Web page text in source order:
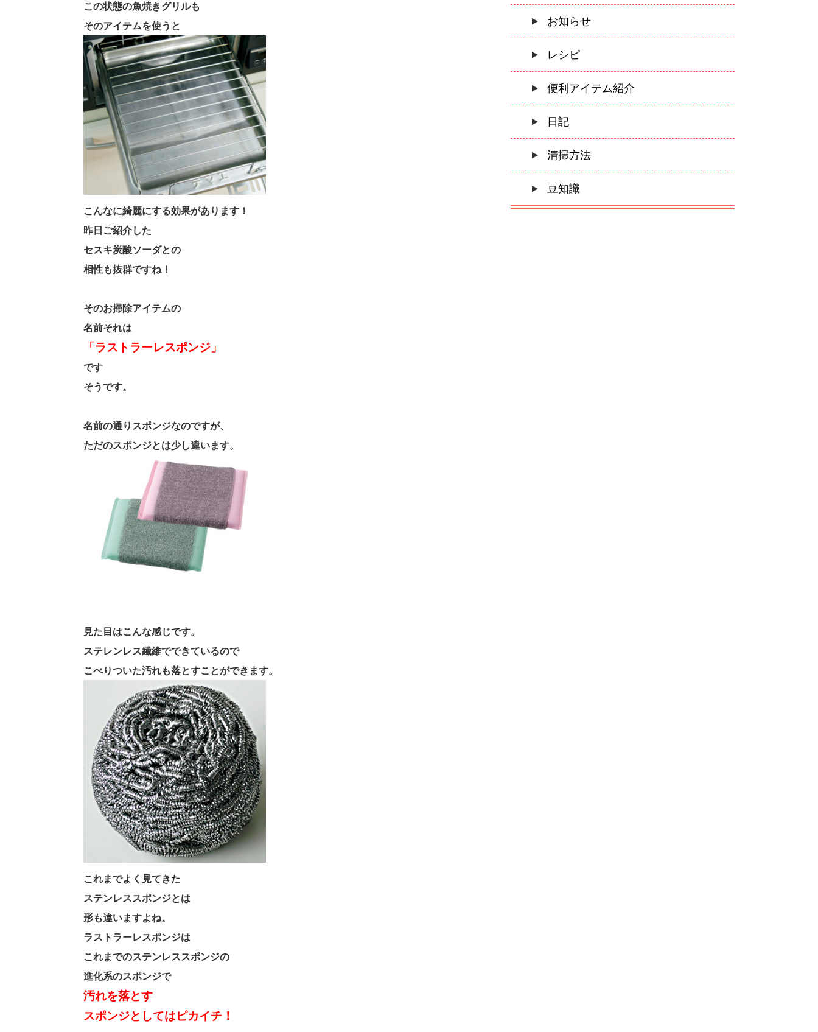
この状態の魚焼きグリルも
そのアイテムを使うと
こんなに綺麗にする効果があります！
昨日ご紹介した
セスキ炭酸ソーダとの
相性も抜群ですね！
そのお掃除アイテムの
名前それは
「ラストラーレスポンジ」
です
そうです。
名前の通りスポンジなのですが、
ただのスポンジとは少し違います。
見た目はこんな感じです。
ステレンレス繊維でできているので
こべりついた汚れも落とすことができます。
これまでよく見てきた
ステンレススポンジとは
形も違いますよね。
ラストラーレスポンジは
これまでのステンレススポンジの
進化系のスポンジで
汚れを落とす
スポンジとしてはピカイチ！
お知らせ
レシピ
便利アイテム紹介
日記
清掃方法
豆知識